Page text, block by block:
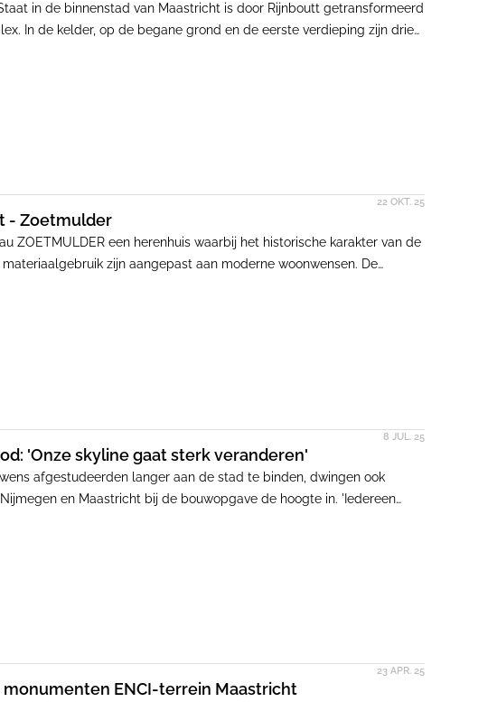
in de binnenstad van Maastricht is door Rijnboutt getransformeerd
In de kelder, op de begane grond en de eerste verdieping zijn drie
22 OKT. 25
- Zoetmulder
ZOETMULDER een herenhuis waarbij het historische karakter van de
zijn aangepast aan moderne woonwensen. De
8 JUL. 25
'Onze skyline gaat sterk veranderen'
afgestudeerden langer aan de stad te binden, dwingen ook
en Maastricht bij de bouwopgave de hoogte in. 'Iedereen
23 APR. 25
ENCI-terrein Maastricht